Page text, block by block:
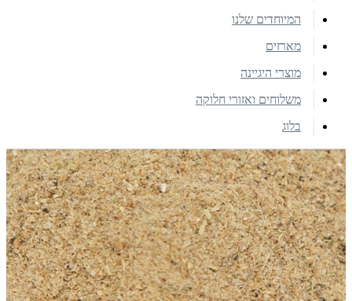
המיוחדים שלנו
מארזים
מוצרי היגיינה
משלוחים ואזורי חלוקה
בלוג